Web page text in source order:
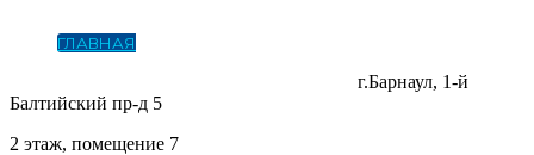
ГЛАВНАЯ
г.Барнаул, 1-й
Балтийский пр-д 5
2 этаж, помещение 7